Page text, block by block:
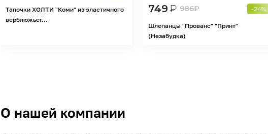
Тапочки ХОЛТИ "Коми" из эластичного
верблюжьег...
749₽ 986₽ -24%
Шлепанцы "Прованс" "Принт"
(Незабудка)
О нашей компании